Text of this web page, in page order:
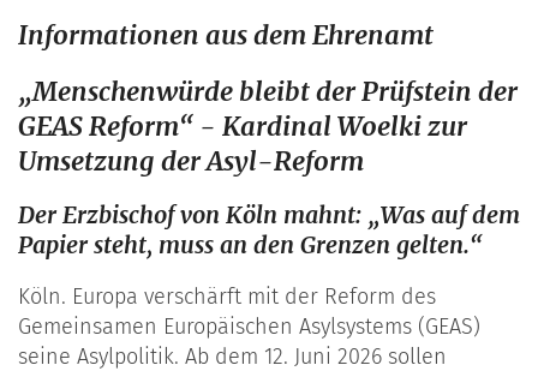
Informationen aus dem Ehrenamt
„Menschenwürde bleibt der Prüfstein der
GEAS Reform“ - Kardinal Woelki zur
Umsetzung der Asyl-Reform
Der Erzbischof von Köln mahnt: „Was auf dem
Papier steht, muss an den Grenzen gelten.“
Köln. Europa verschärft mit der Reform des
Gemeinsamen Europäischen Asylsystems (GEAS)
seine Asylpolitik. Ab dem 12. Juni 2026 sollen